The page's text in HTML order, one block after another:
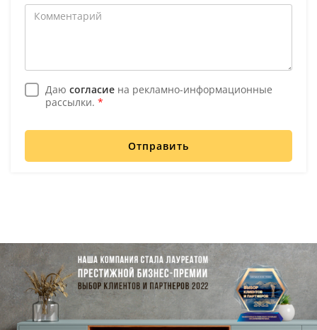
Даю согласие на рекламно-информационные
рассылки. *
Отправить